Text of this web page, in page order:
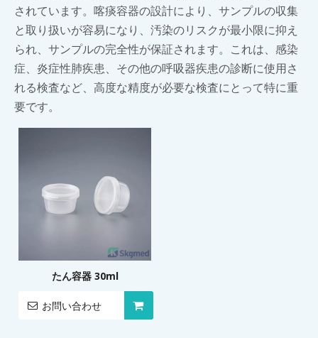
されています。喀痰容器の設計により、サンプルの収集
と取り扱いが容易になり、汚染のリスクが最小限に抑え
られ、サンプルの完全性が保証されます。これは、感染
症、炎症性肺疾患、その他の呼吸器疾患の診断に使用さ
れる検査など、高度な精度が必要な検査にとって特に重
要です。
たん容器 30ml
お問い合わせ